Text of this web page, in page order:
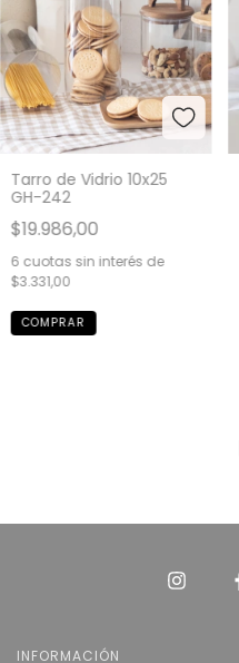
Tarro de Vidrio 10x25
GH-242
$19.986,00
6 cuotas sin interés de
$3.331,00
INFORMACIÓN